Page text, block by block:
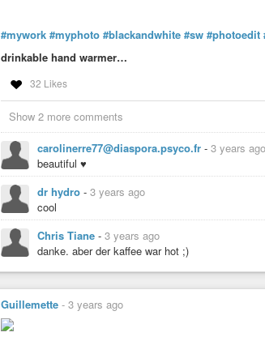
#mywork #myphoto #blackandwhite #sw #photoedit
drinkable hand warmer…
32 Likes
Show 2 more comments
carolinerre77@diaspora.psyco.fr - 3 years ago
beautiful ♥
dr hydro - 3 years ago
cool
Chris Tiane - 3 years ago
danke. aber der kaffee war hot ;)
Guillemette - 3 years ago